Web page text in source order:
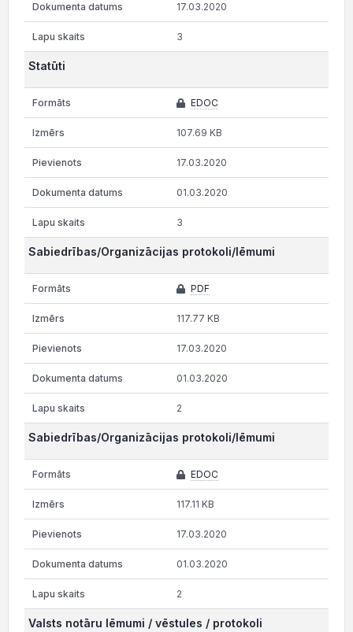
17.03.2020
3
Statūti
EDOC
107.69 KB
17.03.2020
01.03.2020
3
Sabiedrības/Organizācijas protokoli/lēmumi
PDF
117.77 KB
17.03.2020
01.03.2020
2
Sabiedrības/Organizācijas protokoli/lēmumi
EDOC
117.11 KB
17.03.2020
01.03.2020
2
Valsts notāru lēmumi / vēstules / protokoli